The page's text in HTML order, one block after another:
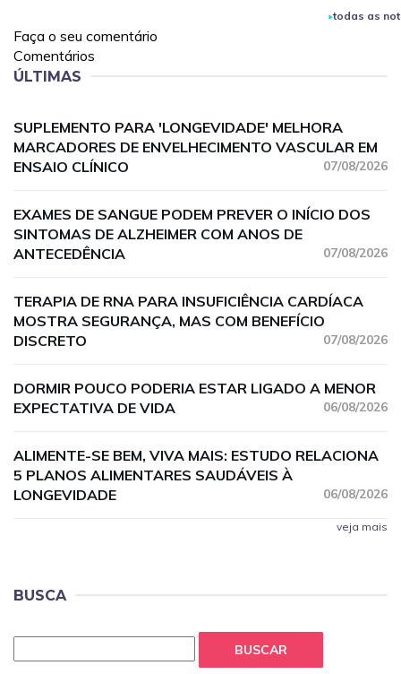
todas as
Faça o seu comentário
Comentários
ÚLTIMAS
SUPLEMENTO PARA 'LONGEVIDADE' MELHORA
MARCADORES DE ENVELHECIMENTO VASCULAR EM
ENSAIO CLÍNICO
07/08/2026
EXAMES DE SANGUE PODEM PREVER O INÍCIO DOS
SINTOMAS DE ALZHEIMER COM ANOS DE
ANTECEDÊNCIA
07/08/2026
TERAPIA DE RNA PARA INSUFICIÊNCIA CARDÍACA
MOSTRA SEGURANÇA, MAS COM BENEFÍCIO
DISCRETO
07/08/2026
DORMIR POUCO PODERIA ESTAR LIGADO A MENOR
EXPECTATIVA DE VIDA
06/08/2026
ALIMENTE-SE BEM, VIVA MAIS: ESTUDO RELACIONA
5 PLANOS ALIMENTARES SAUDÁVEIS À
LONGEVIDADE
06/08/2026
veja mais
BUSCA
BUSCAR